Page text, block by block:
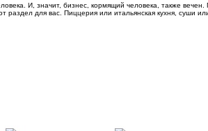
И, значит, бизнес, кормящий человека, также
раздел для вас. Пиццерия или итальянская кухня,